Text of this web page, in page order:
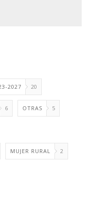
2027 20
6 OTRAS 5
MUJER RURAL 2